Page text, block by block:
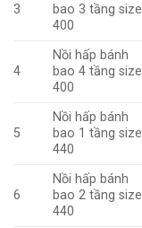
3
bao 3 tầng size
400
4
Nồi hấp bánh
bao 4 tầng size
400
5
Nồi hấp bánh
bao 1 tầng size
440
6
Nồi hấp bánh
bao 2 tầng size
440